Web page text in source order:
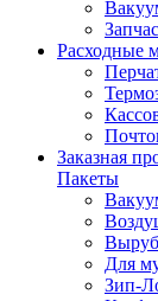
Расходные
Заказная
Пакеты
Для
Зип-